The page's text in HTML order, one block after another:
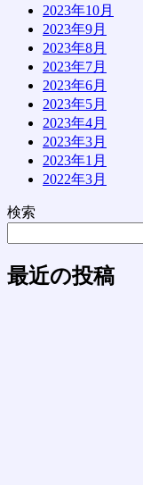
2023年10月
2023年9月
2023年8月
2023年7月
2023年6月
2023年5月
2023年4月
2023年3月
2023年1月
2022年3月
検索
最近の投稿